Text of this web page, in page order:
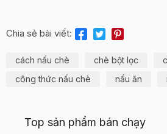
Chia sẻ bài viết:
cách nấu chè chè bột lọc
công thức nấu chè
nấu ăn
Top sản phẩm bán chạy